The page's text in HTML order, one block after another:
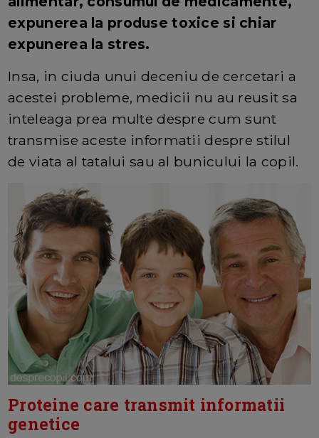
expunerea la produse toxice si chiar
expunerea la stres.
Insa, in ciuda unui deceniu de cercetari a
acestei probleme, medicii nu au reusit sa
inteleaga prea multe despre cum sunt
transmise aceste informatii despre stilul
de viata al tatalui sau al bunicului la copil.
Proteine care transmit informatii
genetice